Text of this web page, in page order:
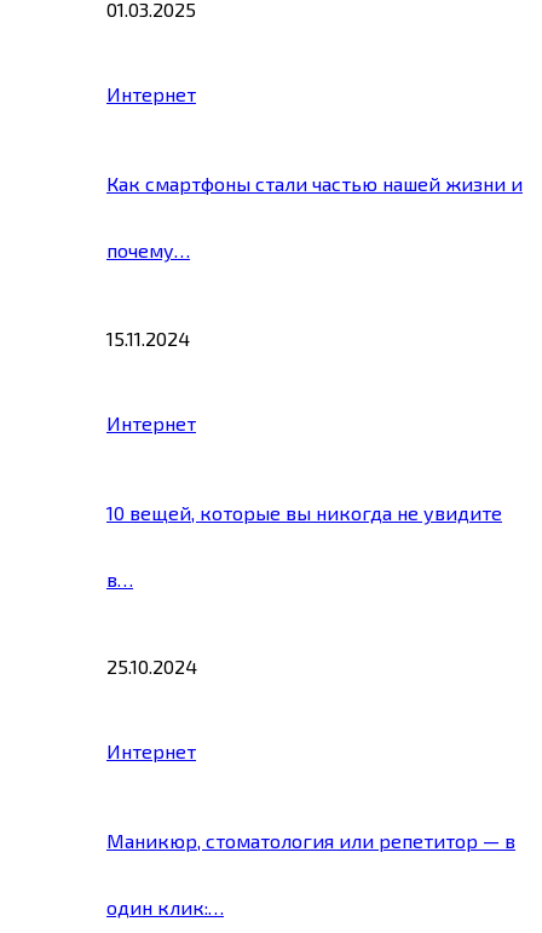
01.03.2025
Интернет
Как смартфоны стали частью нашей жизни и
почему…
15.11.2024
Интернет
10 вещей, которые вы никогда не увидите
в…
25.10.2024
Интернет
Маникюр, стоматология или репетитор — в
один клик:…